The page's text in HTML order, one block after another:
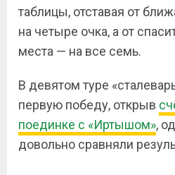
таблицы, отставая от
на четыре очка, а от
места — на все семь.
В девятом туре
первую победу, открыв
поединке с «Иртышом»,
довольно сравняли